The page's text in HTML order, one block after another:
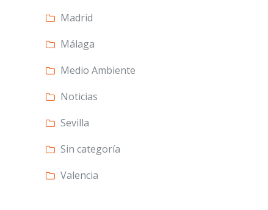
Madrid
Málaga
Medio Ambiente
Noticias
Sevilla
Sin categoría
Valencia